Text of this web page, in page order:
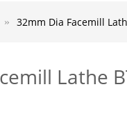
32mm Dia Facemill Lathe
Lathe BT